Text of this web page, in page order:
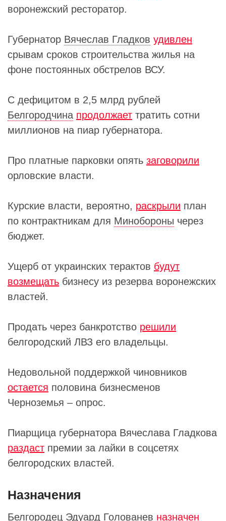
воронежский ресторатор.
Губернатор Вячеслав Гладков удивлен
срывам сроков строительства жилья на
фоне постоянных обстрелов ВСУ.
С дефицитом в 2,5 млрд рублей
Белгородчина продолжает тратить сотни
миллионов на пиар губернатора.
Про платные парковки опять заговорили
орловские власти.
Курские власти, вероятно, раскрыли план
по контрактникам для Минобороны через
бюджет.
Ущерб от украинских терактов будут
возмещать бизнесу из резерва воронежских
властей.
Продать через банкротство решили
белгородский ЛВЗ его владельцы.
Недовольной поддержкой чиновников
остается половина бизнесменов
Черноземья – опрос.
Пиарщица губернатора Вячеслава Гладкова
раздаст премии за лайки в соцсетях
белгородских властей.
Назначения
Белгородец Эдуард Голованев назначен